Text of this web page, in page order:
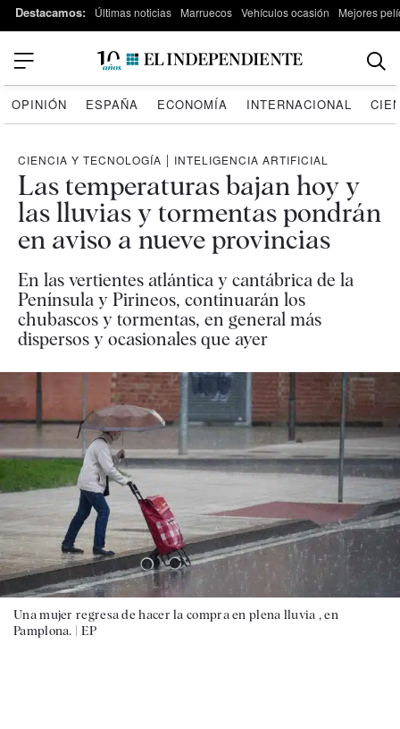
Destacamos: Últimas noticias Marruecos Vehículos ocasión Mejores
OPINIÓN ESPAÑA ECONOMÍA INTERNACIONAL
CIENCIA Y TECNOLOGÍA | INTELIGENCIA ARTIFICIAL
Las temperaturas bajan hoy y
las lluvias y tormentas pondrán
en aviso a nueve provincias
En las vertientes atlántica y cantábrica de la
Península y Pirineos, continuarán los
chubascos y tormentas, en general más
dispersos y ocasionales que ayer
Una mujer regresa de hacer la compra en plena lluvia , en
Pamplona. | EP